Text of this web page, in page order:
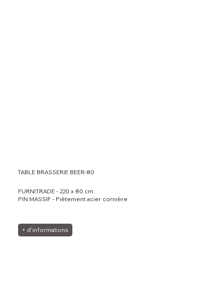
TABLE BRASSERIE BEER-80
FURNITRADE - 220 x 80 cm
PIN MASSIF - Piètement acier cornière
+ d'informations